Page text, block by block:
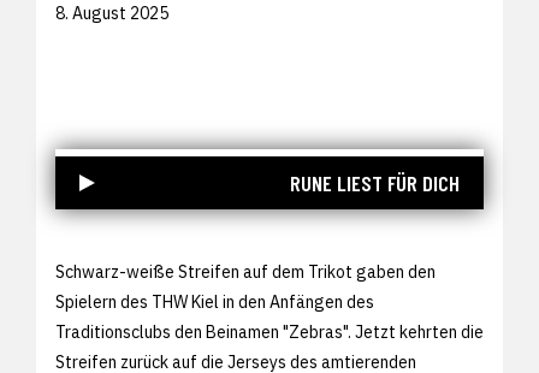
8. August 2025
RUNE LIEST FÜR DICH
Schwarz-weiße Streifen auf dem Trikot gaben den
Spielern des THW Kiel in den Anfängen des
Traditionsclubs den Beinamen "Zebras". Jetzt kehrten die
Streifen zurück auf die Jerseys des amtierenden